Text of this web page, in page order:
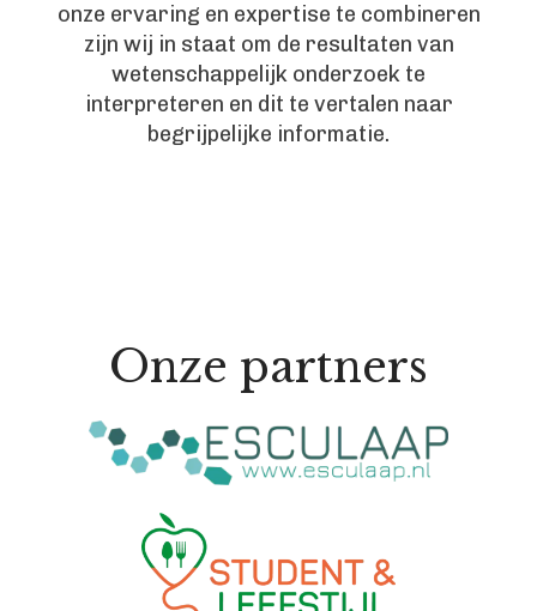
onze ervaring en expertise te combineren
zijn wij in staat om de resultaten van
wetenschappelijk onderzoek te
interpreteren en dit te vertalen naar
begrijpelijke informatie.
Onze partners